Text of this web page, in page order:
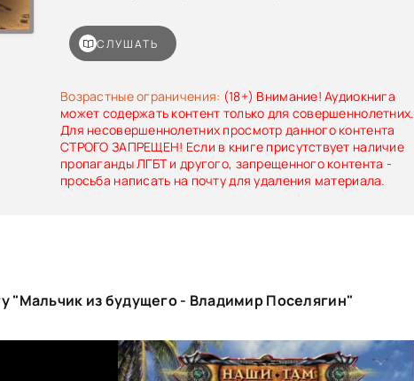
Возрастные ограничения: (18+) Внимание! Аудиокнига
может содержать контент только для совершеннолетних.
Для несовершеннолетних просмотр данного контента
СТРОГО ЗАПРЕЩЕН! Если в книге присутствует наличие
пропаганды ЛГБТ и другого, запрещенного контента -
просьба написать на почту для удаления материала.
СЛУШАТЬ
"Мальчик из будущего - Владимир Поселягин"